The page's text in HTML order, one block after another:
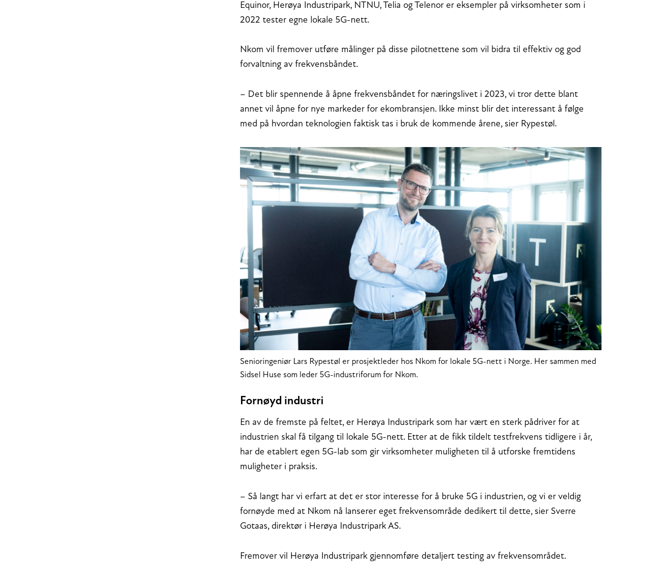
Equinor, Herøya Industripark, NTNU, Telia og Telenor er eksempler på virksomheter som i
2022 tester egne lokale 5G-nett.
Nkom vil fremover utføre målinger på disse pilotnettene som vil bidra til effektiv og god
forvaltning av frekvensbåndet.
– Det blir spennende å åpne frekvensbåndet for næringslivet i 2023, vi tror dette blant
annet vil åpne for nye markeder for ekombransjen. Ikke minst blir det interessant å følge
med på hvordan teknologien faktisk tas i bruk de kommende årene, sier Rypestøl.
Senioringeniør Lars Rypestøl er prosjektleder hos Nkom for lokale 5G-nett i Norge. Her sammen med
Sidsel Huse som leder 5G-industriforum for Nkom.
Fornøyd industri
En av de fremste på feltet, er Herøya Industripark som har vært en sterk pådriver for at
industrien skal få tilgang til lokale 5G-nett. Etter at de fikk tildelt testfrekvens tidligere i år,
har de etablert egen 5G-lab som gir virksomheter muligheten til å utforske fremtidens
muligheter i praksis.
– Så langt har vi erfart at det er stor interesse for å bruke 5G i industrien, og vi er veldig
fornøyde med at Nkom nå lanserer eget frekvensområde dedikert til dette, sier Sverre
Gotaas, direktør i Herøya Industripark AS.
Fremover vil Herøya Industripark gjennomføre detaljert testing av frekvensområdet.